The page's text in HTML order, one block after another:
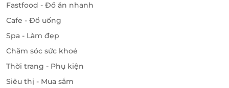
Fastfood - Đồ ăn nhanh
Cafe - Đồ uống
Spa - Làm đẹp
Chăm sóc sức khoẻ
Thời trang - Phụ kiện
Siêu thị - Mua sắm